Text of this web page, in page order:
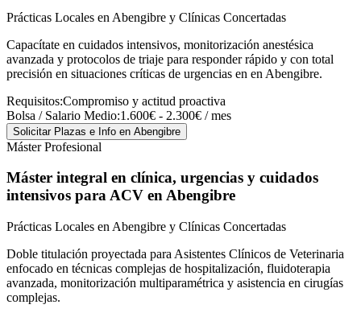
Prácticas Locales en Abengibre y Clínicas Concertadas
Capacítate en cuidados intensivos, monitorización anestésica
avanzada y protocolos de triaje para responder rápido y con total
precisión en situaciones críticas de urgencias en en Abengibre.
Requisitos:Compromiso y actitud proactiva
Bolsa / Salario Medio:1.600€ - 2.300€ / mes
Solicitar Plazas e Info en Abengibre
Máster Profesional
Máster integral en clínica, urgencias y cuidados
intensivos para ACV en Abengibre
Prácticas Locales en Abengibre y Clínicas Concertadas
Doble titulación proyectada para Asistentes Clínicos de Veterinaria
enfocado en técnicas complejas de hospitalización, fluidoterapia
avanzada, monitorización multiparamétrica y asistencia en cirugías
complejas.